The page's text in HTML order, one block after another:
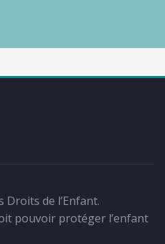
Droits de l’Enfant.
pouvoir protéger l’enfant